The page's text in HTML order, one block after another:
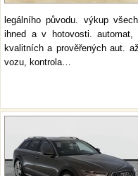
legálního původu. výkup
ihned a v hotovosti.
kvalitních a prověřených aut.
vozu, kontrola…